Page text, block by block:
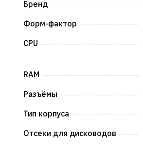
Бренд
Форм-фактор
CPU
RAM
Разъёмы
Тип корпуса
Отсеки для дисководов